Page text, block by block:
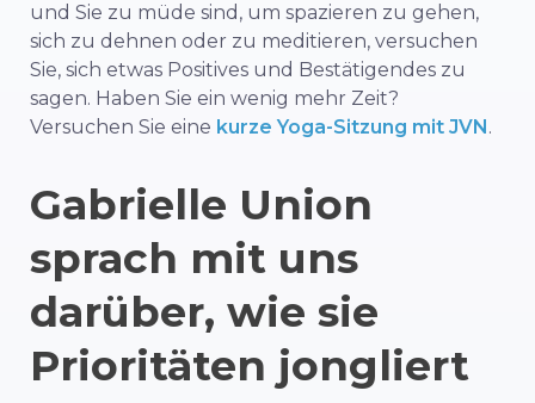
und Sie zu müde sind, um spazieren zu gehen,
sich zu dehnen oder zu meditieren, versuchen
Sie, sich etwas Positives und Bestätigendes zu
sagen. Haben Sie ein wenig mehr Zeit?
Versuchen Sie eine kurze Yoga-Sitzung mit JVN .
Gabrielle Union
sprach mit uns
darüber, wie sie
Prioritäten jongliert